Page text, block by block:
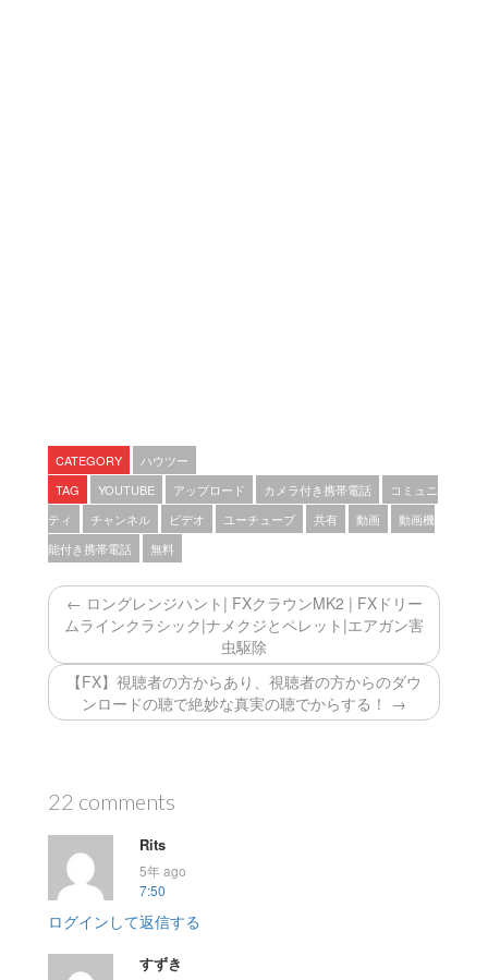
CATEGORY
ハウツー
TAG
YOUTUBE アップロード カメラ付き携帯電話
コミュニ
ティ
チャンネル ビデオ ユーチューブ 共有 動画
動画機
能付き携帯電話
無料
← ロングレンジハント| FXクラウンMK2 | FXドリー
ムラインクラシック|ナメクジとペレット|エアガン害
虫駆除
【FX】視聴者の方からあり、視聴者の方からのダウ
ンロードの聴で絶妙な真実の聴でからする！ →
22 comments
Rits
5年 ago
7:50
ログインして返信する
すずき